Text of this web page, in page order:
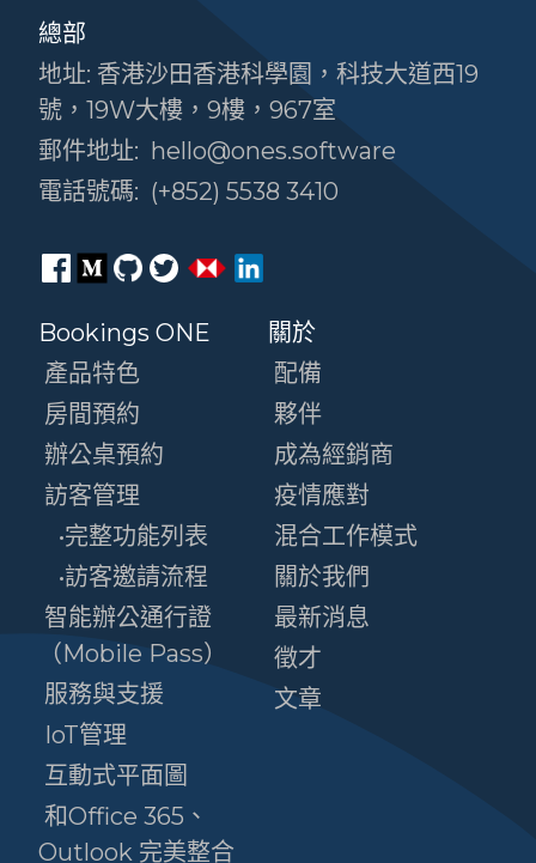
總部
地址: 香港沙田香港科學園，科技大道西19
號，19W大樓，9樓，967室
郵件地址: hello@ones.software
電話號碼: (+852) 5538 3410
Bookings ONE
產品特色
房間預約
辦公桌預約
訪客管理
•完整功能列表
•訪客邀請流程
智能辦公通行證
（Mobile Pass）
服務與支援
IoT管理
互動式平面圖
和Office 365、
Outlook 完美整合
關於
配備
夥伴
成為經銷商
疫情應對
混合工作模式
關於我們
最新消息
徵才
文章